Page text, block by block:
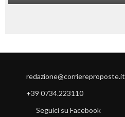
redazione@corriereproposte.it
+39 0734.223110
Seguici su Facebook